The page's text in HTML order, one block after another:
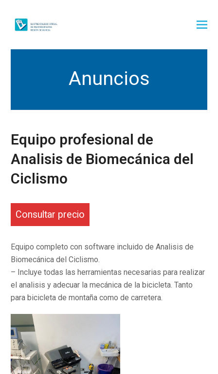
Anuncios
Equipo profesional de
Analisis de Biomecánica del
Ciclismo
Consultar precio
Equipo completo con software incluido de Analisis de
Biomecánica del Ciclismo.
– Incluye todas las herramientas necesarias para realizar
el analisis y adecuar la mecánica de la bicicleta. Tanto
para bicicleta de montaña como de carretera.